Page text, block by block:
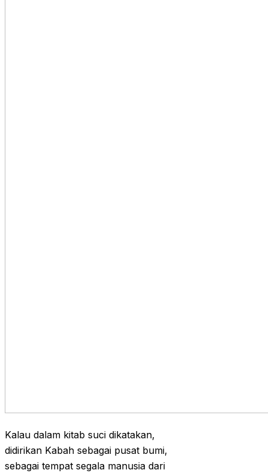
Kalau dalam kitab suci dikatakan,
didirikan Kabah sebagai pusat bumi,
sebagai tempat segala manusia dari